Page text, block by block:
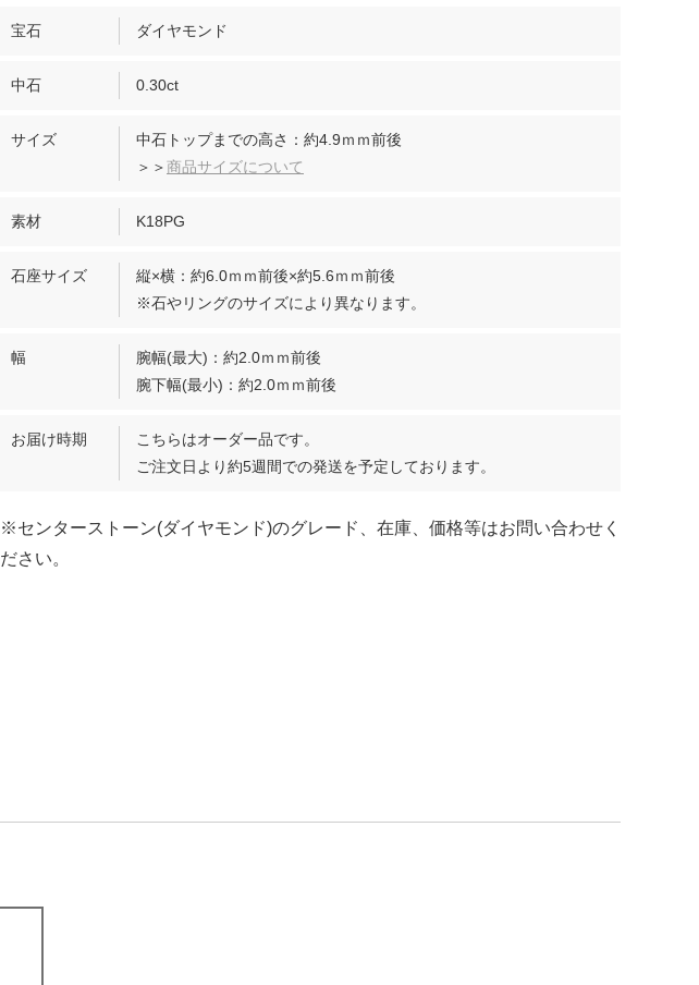
宝石 ダイヤモンド
中石 0.30ct
サイズ
中石トップまでの高さ：約4.9ｍｍ前後
＞＞商品サイズについて
素材 K18PG
石座サイズ
縦×横：約6.0ｍｍ前後×約5.6ｍｍ前後
※石やリングのサイズにより異なります。
幅
腕幅(最大)：約2.0ｍｍ前後
腕下幅(最小)：約2.0ｍｍ前後
お届け時期
こちらはオーダー品です。
ご注文日より約5週間での発送を予定しております。
※センターストーン(ダイヤモンド)のグレード、在庫、価格等はお問い合わせく
ださい。